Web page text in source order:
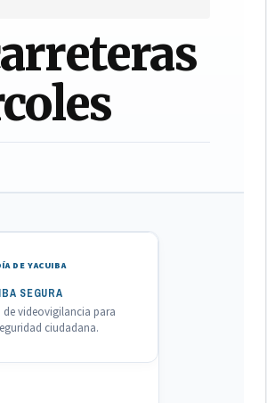
DE YACUIBA
SEGURA
de videovigilancia para
ciudadana.